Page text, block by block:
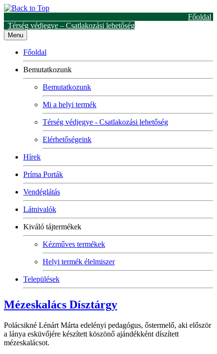
Főoldal
Térség védjegye – Csatlakozási lehetőség
Menu
Főoldal
Bemutatkozunk
Bemutatkozunk
Mi a helyi termék
Térség védjegye - Csatlakozási lehetőség
Elérhetőségeink
Hírek
Príma Porták
Vendéglátás
Látnivalók
Kiváló tájtermékek
Kézműves termékek
Helyi termék élelmiszer
Települések
Mézeskalács Dísztárgy
Polácsikné Lénárt Márta edelényi pedagógus, őstermelő, aki először
a lánya esküvőjére készített köszönő ajándékként díszített
mézeskalácsot.